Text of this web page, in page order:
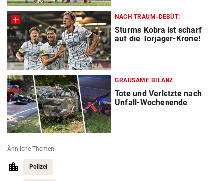
NACH TRAUM-DEBÜT:
Sturms Kobra ist scharf
auf die Torjäger-Krone!
GRAUSAME BILANZ
Tote und Verletzte nach
Unfall-Wochenende
Ähnliche Themen
Polizei